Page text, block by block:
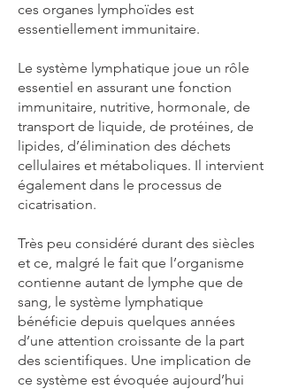
ces organes lymphoïdes est
essentiellement immunitaire.
Le système lymphatique joue un rôle
essentiel en assurant une fonction
immunitaire, nutritive, hormonale, de
transport de liquide, de protéines, de
lipides, d’élimination des déchets
cellulaires et métaboliques. Il intervient
également dans le processus de
cicatrisation.
Très peu considéré durant des siècles
et ce, malgré le fait que l’organisme
contienne autant de lymphe que de
sang, le système lymphatique
bénéficie depuis quelques années
d’une attention croissante de la part
des scientifiques. Une implication de
ce système est évoquée aujourd’hui